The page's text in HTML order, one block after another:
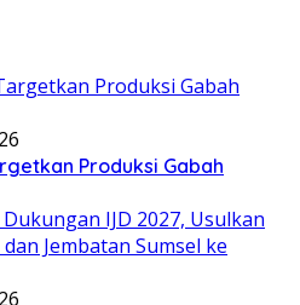
Produksi Gabah